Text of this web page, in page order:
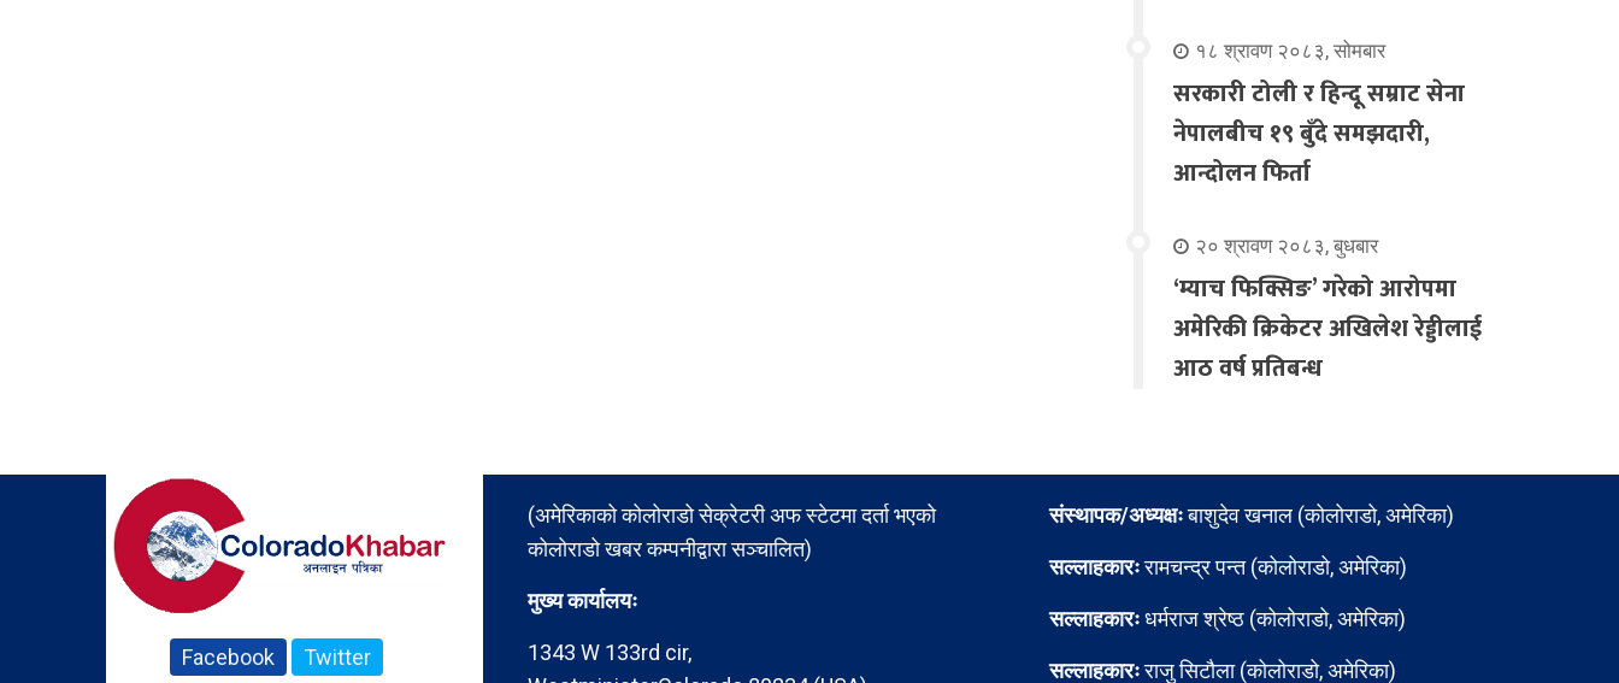
१८ श्रावण २०८३, सोमबार
सरकारी टोली र हिन्दू सम्राट सेना
नेपालबीच १९ बुँदे समझदारी,
आन्दोलन फिर्ता
२० श्रावण २०८३, बुधबार
‘म्याच फिक्सिङ’ गरेको आरोपमा
अमेरिकी क्रिकेटर अखिलेश रेड्डीलाई
आठ वर्ष प्रतिबन्ध
Facebook Twitter
(अमेरिकाको कोलोराडो सेक्रेटरी अफ स्टेटमा दर्ता भएको
कोलोराडो खबर कम्पनीद्वारा सञ्चालित)
मुख्य कार्यालयः
1343 W 133rd cir,
संस्थापक/अध्यक्षःबाशुदेव खनाल (कोलोराडो, अमेरिका)
सल्लाहकारःरामचन्द्र पन्त (कोलोराडो, अमेरिका)
सल्लाहकारःधर्मराज श्रेष्ठ (कोलोराडो, अमेरिका)
सल्लाहकारःराजु सिटौला (कोलोराडो, अमेरिका)